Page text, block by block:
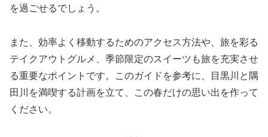
を過ごせるでしょう。
また、効率よく移動するためのアクセス方法や、旅を彩る
テイクアウトグルメ、季節限定のスイーツも旅を充実させ
る重要なポイントです。このガイドを参考に、目黒川と隅
田川を満喫する計画を立て、この春だけの思い出を作って
ください。